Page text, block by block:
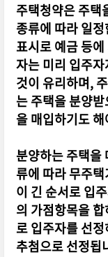
주택청약은 주택
종류에 따라 일
표시로 예금 등
자는 미리 입주
것이 유리하며,
는 주택을 분양
을 매입하기도
분양하는 주택을
류에 따라 무주
이 긴 순서로 입
의 가점항목을
로 입주자를 선
추첨으로 선정됩